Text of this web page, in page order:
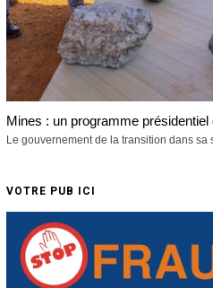
Mines : un programme présidentiel
Le gouvernement de la transition dans sa
VOTRE PUB ICI